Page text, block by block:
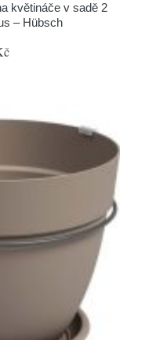
květináče v sadě 2
– Hübsch